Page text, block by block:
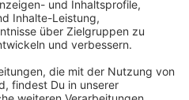
und Hans-Ulrich Jörges
auf das Rezo-Video
deutlich, wo das Problem
mit jungen Wählern liegt.